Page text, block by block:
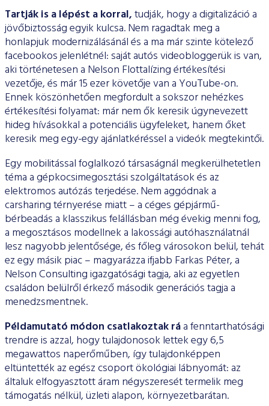
Tartják is a lépést a korral,tudják, hogy a digitalizáció a
jö­vőbiztosság egyik kulcsa. Nem ragadtak meg a
honlapjuk mo­dernizálásánál és a ma már szinte kötelező
facebookos jelenlét­nél: saját autós videobloggerük is van,
aki történetesen a Nelson Flottalízing értékesítési
vezetője, és már 15 ezer követője van a YouTube-on.
Ennek köszönhetően megfordult a sokszor nehéz­kes
értékesítési folyamat: már nem ők keresik úgynevezett
hideg hívásokkal a potenciális ügyfeleket, hanem őket
keresik meg egy-egy ajánlatkéréssel a videók megtekintői.
Egy mobilitással foglalkozó társaságnál megkerülhetetlen
téma a gépkocsimegosztási szolgáltatások és az
elektromos autózás terjedése. Nem aggódnak a
carsharing térnyerése miatt – a cé­ges gépjármű-
bérbeadás a klasszikus felállásban még évekig menni fog,
a megosztásos modellnek a lakossági autóhasználat­nál
lesz nagyobb jelentősége, és főleg városokon belül, tehát
ez egy másik piac – magyarázza ifjabb Farkas Péter, a
Nelson Con­sulting igazgatósági tagja, aki az egyetlen
családon belülről érke­ző második generációs tagja a
menedzsmentnek.
Példamutató módon csatlakoztak ráa fenntarthatósági
trendre is azzal, hogy tulajdonosok lettek egy 6,5
megawattos naperőműben, így tulajdonképpen
eltüntették az egész csoport ökológiai lábnyomát: az
általuk elfogyasztott áram négyszeresét termelik meg
támogatás nélkül, üzleti alapon, környezetbarátan.